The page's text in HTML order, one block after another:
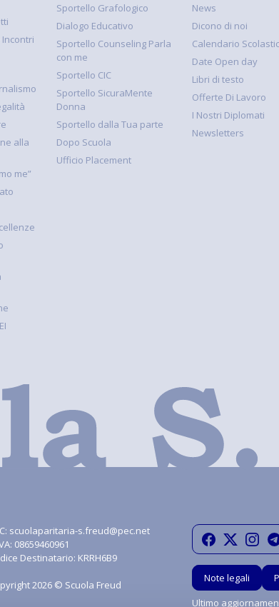
alla
me”
Sportello Grafologico
Dialogo Educativo
Sportello Counseling Parla
con me
Sportello CIC
Sportello SicuraMente
Donna
Sportello dalla Tua parte
Dopo Scuola
Ufficio Placement
News
Dicono di noi
Calendario
Date Open day
Libri di testo
Offerte Di Lavoro
I Nostri Diplomati
Newsletters
scuolaparitaria-s.freud@pec.net
08659460961
Destinatario: KRRH6B9
2026 © Scuola Freud
Note legali
Ultimo